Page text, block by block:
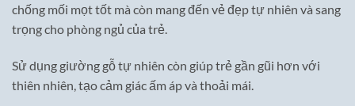
chống mối mọt tốt mà còn mang đến vẻ đẹp tự nhiên và sang
trọng cho phòng ngủ của trẻ.
Sử dụng giường gỗ tự nhiên còn giúp trẻ gần gũi hơn với
thiên nhiên, tạo cảm giác ấm áp và thoải mái.